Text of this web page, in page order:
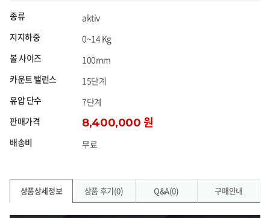
종류
aktiv
지지하중
0~14 Kg
볼 사이즈
100mm
카운트 밸런스
15단계
유압 단수
7단계
판매가격
8,400,000 원
배송비 무료
상품상세정보 상품 후기(0) Q&A(0) 구매안내